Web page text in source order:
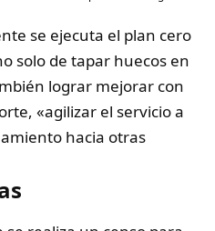
se ejecuta el plan cero
solo de tapar huecos en
lograr mejorar con
«agilizar el servicio a
hacia otras